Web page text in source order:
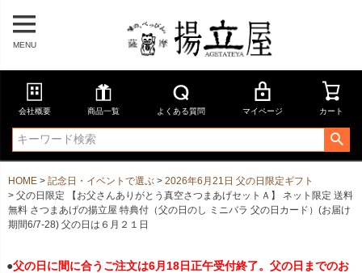
MENU
会社概要 商品一覧 よくある質問 マイページ カート
HOME 記念日・イベントで選ぶ
2026年6月21日 父の日限定ギフト
父の日限定 【お父さんありがとう真空さつまあげセットＡ】 ネット限定 送料
無料 さつまあげの揚立屋 特典付（父の日のし ミニバラ 父の日カード）(お届け
期間6/7-28) 父の日は６月２１日
●父の日に間に合うご注文は6月18日正午受付終了。父の日までのお